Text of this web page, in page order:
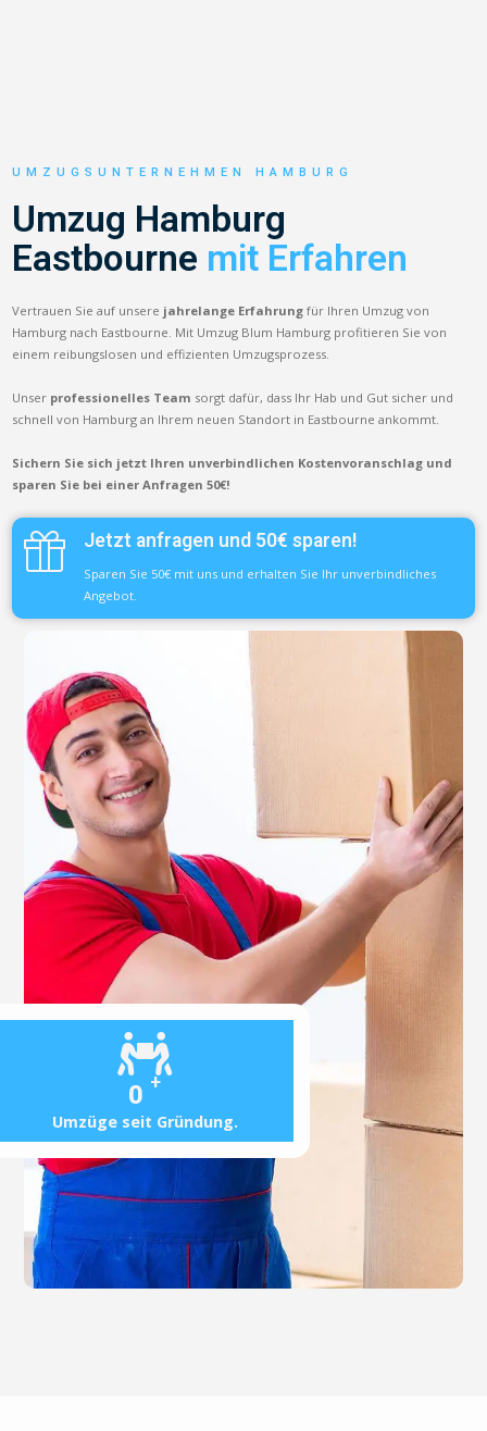
0 +
Umzüge seit Gründung.
UMZUGSUNTERNEHMEN HAMBURG
Umzug Hamburg
Eastbourne mit Erfahren
Vertrauen Sie auf unsere jahrelange Erfahrung für Ihren Umzug von
Hamburg nach Eastbourne. Mit Umzug Blum Hamburg profitieren Sie von
einem reibungslosen und effizienten Umzugsprozess.
Unser professionelles Team sorgt dafür, dass Ihr Hab und Gut sicher und
schnell von Hamburg an Ihrem neuen Standort in Eastbourne ankommt.
Sichern Sie sich jetzt Ihren unverbindlichen Kostenvoranschlag und
sparen Sie bei einer Anfragen 50€!
Jetzt anfragen und 50€ sparen!
Sparen Sie 50€ mit uns und erhalten Sie Ihr unverbindliches
Angebot.